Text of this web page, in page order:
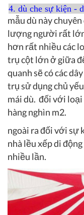
4. dù che sự kiện -
mẫu dù này
lượng người rất
hơn rất nhiều các
trụ cột lớn ở giữa
quanh sẽ có các
trụ sử dụng chủ
mái dù. đối với loại
hàng nghìn m2.
ngoài ra đối với sự
nhà lều xếp di
nhiều lần.